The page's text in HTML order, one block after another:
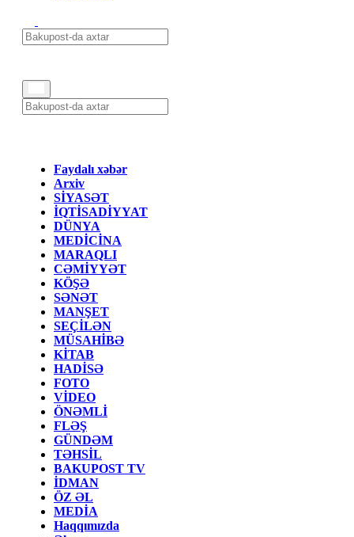
Faydalı xəbər
Arxiv
SİYASƏT
İQTİSADİYYAT
DÜNYA
MEDİCİNA
MARAQLI
CƏMİYYƏT
KÖŞƏ
SƏNƏT
MANŞET
SEÇİLƏN
MÜSAHİBƏ
KİTAB
HADİSƏ
FOTO
VİDEO
ÖNƏMLİ
FLƏŞ
GÜNDƏM
TƏHSİL
BAKUPOST TV
İDMAN
ÖZ ƏL
MEDİA
Haqqımızda